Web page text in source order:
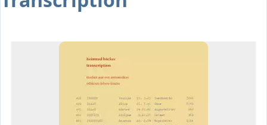
Centre de Soin
Interprétariat